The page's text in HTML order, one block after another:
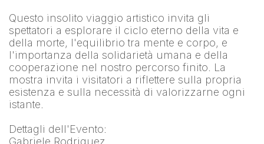
Questo insolito viaggio artistico invita gli
spettatori a esplorare il ciclo eterno della vita e
della morte, l'equilibrio tra mente e corpo, e
l'importanza della solidarietà umana e della
cooperazione nel nostro percorso finito. La
mostra invita i visitatori a riflettere sulla propria
esistenza e sulla necessità di valorizzarne ogni
istante.
Dettagli dell'Evento:
Gabriele Rodriquez